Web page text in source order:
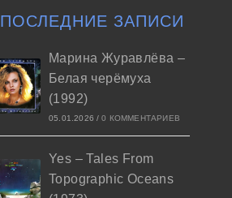
ПОСЛЕДНИЕ ЗАПИСИ
Марина Журавлёва –
Белая черёмуха
(1992)
05.01.2026 / 0 КОММЕНТАРИЕВ
Yes – Tales From
Topographic Oceans